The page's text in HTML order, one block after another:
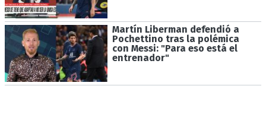
Martín Liberman defendió a
Pochettino tras la polémica
con Messi: "Para eso está el
entrenador"